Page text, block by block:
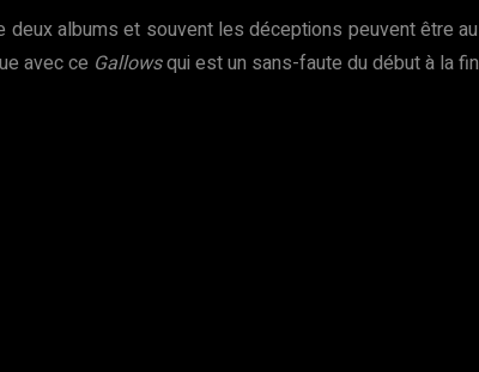
albums et souvent les déceptions peuvent être
avec ce Gallowsqui est un sans-faute du début à la